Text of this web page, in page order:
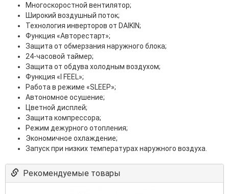
Многоскоростной вентилятор;
Широкий воздушный поток;
Технология инверторов от DAIKIN;
Функция «Авторестарт»;
Защита oт обмерзания наружного блока;
24-часовой таймер;
Защита от обдува холодным воздухом;
Функция «I FEEL»;
Работа в режиме «SLEEP»;
Автономное осушение;
Цветной дисплей;
Защита компрессора;
Режим дежурного отопления;
Экономичное охлаждение;
Запуск при низких температурах наружного воздуха.
Рекомендуемые товары